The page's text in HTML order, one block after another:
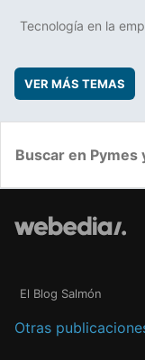
Tecnología en la
VER MÁS TEMAS
El Blog Salmón
Otras